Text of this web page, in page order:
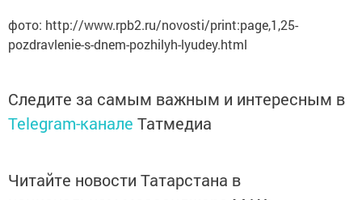
фото: http://www.rpb2.ru/novosti/print:page,1,25-
pozdravlenie-s-dnem-pozhilyh-lyudey.html
Следите за самым важным и интересным в
Telegram-канале Татмедиа
Читайте новости Татарстана в